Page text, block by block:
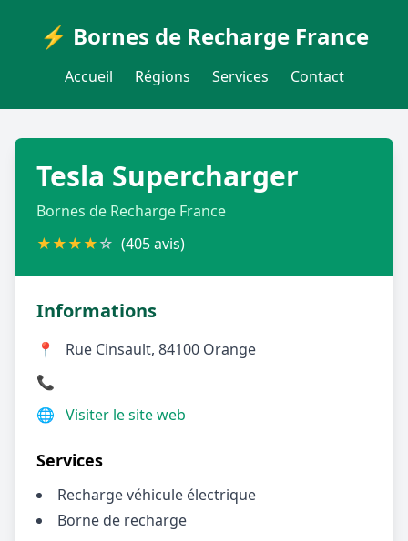
⚡ Bornes de Recharge France
Accueil Régions Services Contact
Tesla Supercharger
Bornes de Recharge France
★★★★☆ (405 avis)
Informations
📍
Rue Cinsault, 84100 Orange
📞
🌐 Visiter le site web
Services
Recharge véhicule électrique
Borne de recharge